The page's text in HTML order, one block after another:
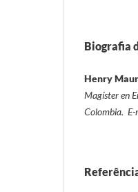
Biografia
Henry
Magíster en
Colombia. E-